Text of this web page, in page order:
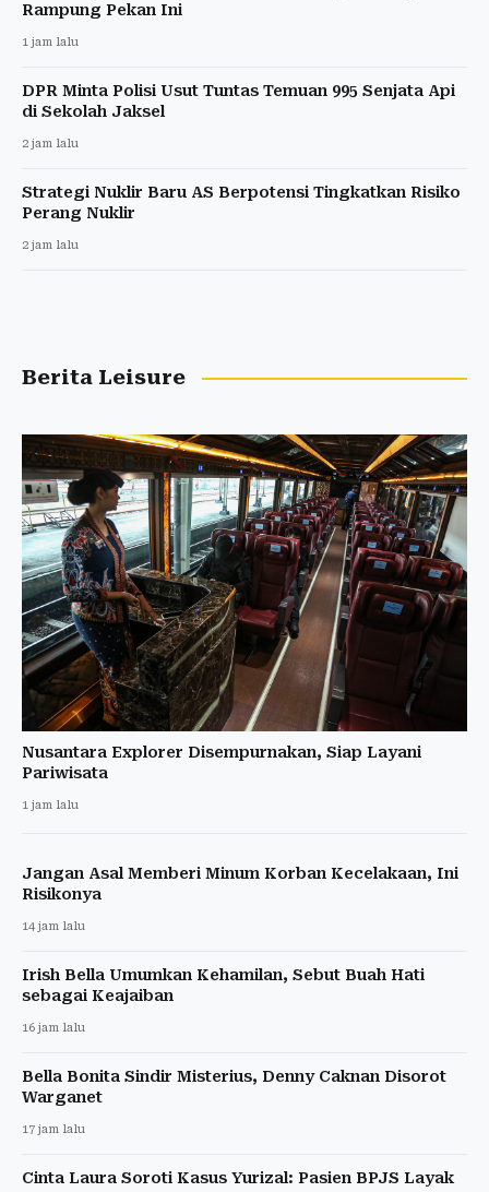
Rampung Pekan Ini
1 jam lalu
DPR Minta Polisi Usut Tuntas Temuan 995 Senjata Api
di Sekolah Jaksel
2 jam lalu
Strategi Nuklir Baru AS Berpotensi Tingkatkan Risiko
Perang Nuklir
2 jam lalu
Berita Leisure
Nusantara Explorer Disempurnakan, Siap Layani
Pariwisata
1 jam lalu
Jangan Asal Memberi Minum Korban Kecelakaan, Ini
Risikonya
14 jam lalu
Irish Bella Umumkan Kehamilan, Sebut Buah Hati
sebagai Keajaiban
16 jam lalu
Bella Bonita Sindir Misterius, Denny Caknan Disorot
Warganet
17 jam lalu
Cinta Laura Soroti Kasus Yurizal: Pasien BPJS Layak